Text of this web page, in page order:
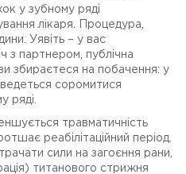
у зубному ряді
лікаря. Процедура,
Уявіть – у вас
з партнером, публічна
збираєтеся на побачення: у
соромитися
ряді.
травматичність
реабілітаційний період.
сили на загоєння рани,
титанового стрижня